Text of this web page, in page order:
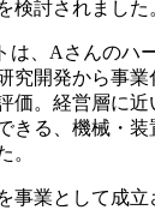
検討されました
は、Aさんのハ
究開発から事
価。経営層に
きる、機械・
。
事業として成立